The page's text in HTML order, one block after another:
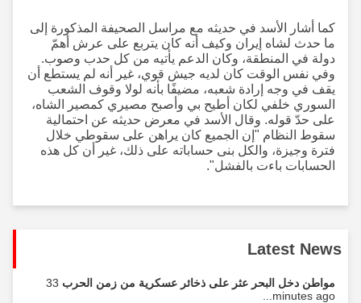
كما أشار الأسد في حديثه مع مراسل الصحيفة المذكورة إلى
ما حدث لشاه إيران وكيف أنه كان يتربع على عرش أهمّ
دولة في المنطقة، وكان الدعم يأتيه من كل حدب وصوب.
وفي نفس الوقت كان لديه جيش قوي، غير أنه لم يستطع أن
يقف في وجه إرادة شعبه، مضيفًا بأنه لولا وقوف الشعب
السوري خلفي لكان أطيح بي وأصبح مصيري كمصير الشاه،
على حدّ قوله. وقال الأسد في معرض حديثه عن احتمالية
سقوط النظام "إن الجميع كان يراهن على سقوطي خلال
فترة وجيزة، والكل بنى حساباته على ذلك، غير أن كل هذه
الحسابات باءت بالفشل".
Latest News
مواطن دخل البحر عثر على ذخائر عسكرية من زمن الحرب33
minutes ago...